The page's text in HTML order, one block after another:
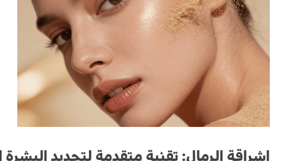
إشراقة الرمال: تقنية متقدمة لتجديد البشرة